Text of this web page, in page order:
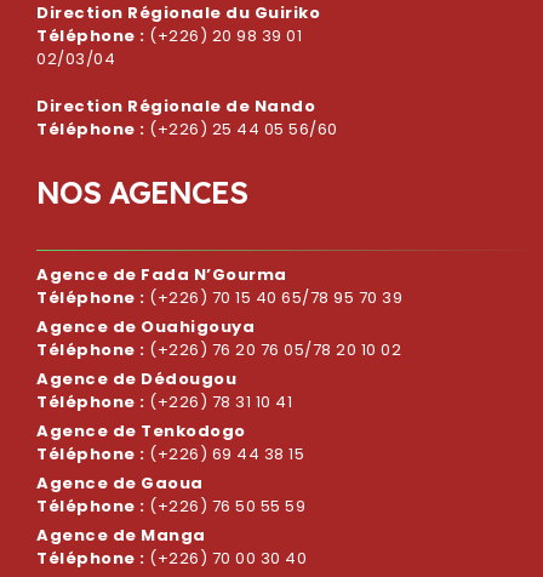
Direction Régionale du Guiriko
Téléphone : (+226) 20 98 39 01
02/03/04
Direction Régionale de Nando
Téléphone : (+226) 25 44 05 56/60
NOS AGENCES
Agence de Fada N’Gourma
Téléphone : (+226) 70 15 40 65/78 95 70 39
Agence de Ouahigouya
Téléphone : (+226) 76 20 76 05/78 20 10 02
Agence de Dédougou
Téléphone : (+226) 78 31 10 41
Agence de Tenkodogo
Téléphone : (+226) 69 44 38 15
Agence de Gaoua
Téléphone : (+226) 76 50 55 59
Agence de Manga
Téléphone : (+226) 70 00 30 40